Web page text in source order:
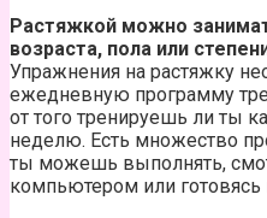
Растяжкой можно
возраста, пола или
Упражнения на растяжку
ежедневную программу
от того тренируешь ли ты
неделю. Есть множество
ты можешь выполнять,
компьютером или готовясь